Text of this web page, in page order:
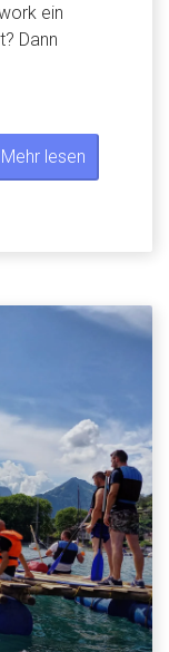
ein
Dann
Mehr lesen